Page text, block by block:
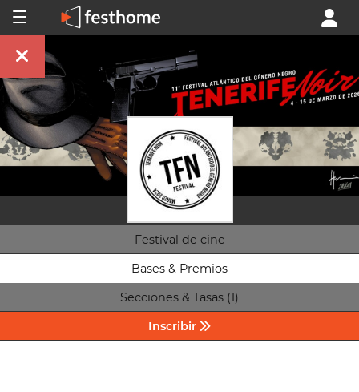
Festival de cine
Bases & Premios
Secciones & Tasas (1)
Inscribir